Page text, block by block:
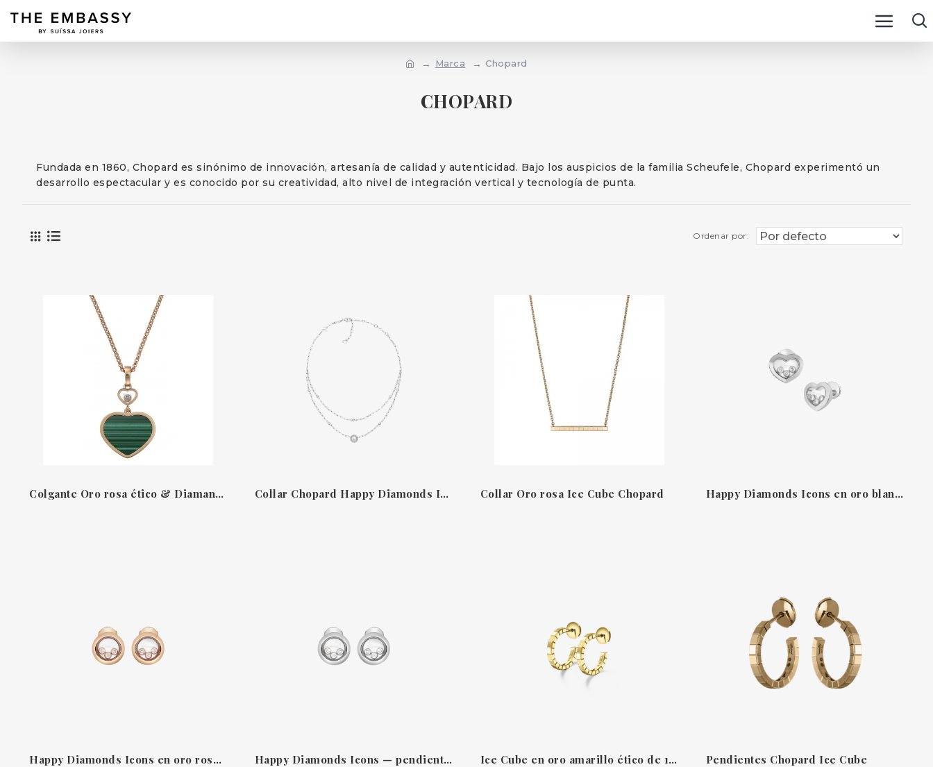
Marca Chopard
CHOPARD
Fundada en 1860, Chopard es sinónimo de innovación, artesanía de calidad y autenticidad. Bajo los auspicios de la familia Scheufele, Chopard experimentó un
desarrollo espectacular y es conocido por su creatividad, alto nivel de integración vertical y tecnología de punta.
Ordenar por:
Colgante Oro rosa ético & Diamantes Malaquita verde Happy Hearts Chopard Collar Chopard Happy Diamonds Icons oro blanco y diamantes Collar Oro rosa Ice Cube Chopard Happy Diamonds Icons en oro blanco ético de 18 K con diamantes móviles
Happy Diamonds Icons en oro rosa ético de 18 K con diamantes móviles Happy Diamonds Icons — pendientes de oro blanco de 18 kt con diamantes móviles Ice Cube en oro amarillo ético de 18 K con diseño geométrico Pendientes Chopard Ice Cube